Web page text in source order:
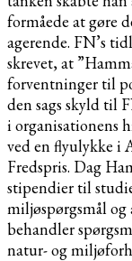
formåede at gøre
agerende. FN’s
skrevet, at
forventninger til
den sags skyld til
i organisationens
ved en flyulykke i
Fredspris. Dag
stipendier til
miljøspørgsmål og
behandler
natur- og